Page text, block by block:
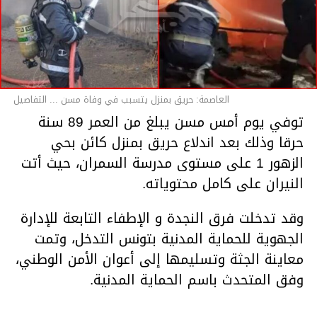
العاصمة: حريق بمنزل يتسبب في وفاة مسن ... التفاصيل
توفي يوم أمس مسن يبلغ من العمر 89 سنة
حرقا وذلك بعد اندلاع حريق بمنزل كائن بحي
الزهور 1 على مستوى مدرسة السمران، حيث أتت
النيران على كامل محتوياته.
وقد تدخلت فرق النجدة و الإطفاء التابعة للإدارة
الجهوية للحماية المدنية بتونس التدخل، وتمت
معاينة الجثة وتسليمها إلى أعوان الأمن الوطني،
وفق المتحدث باسم الحماية المدنية.